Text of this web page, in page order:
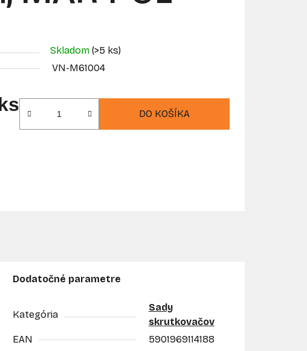
Skladom (>5 ks)
VN-M61004
DO KOŠÍKA
Dodatočné parametre
Kategória
Sady
skrutkovačov
EAN
5901969114188